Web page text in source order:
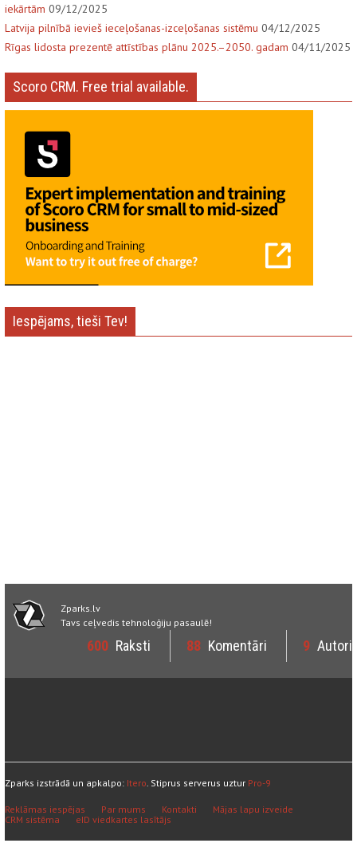
iekārtām 09/12/2025
Latvija pilnībā ievieš ieceļošanas-izceļošanas sistēmu 04/12/2025
Rīgas lidosta prezentē attīstības plānu 2025.–2050. gadam 04/11/2025
Scoro CRM. Free trial available.
Iespējams, tieši Tev!
Zparks.lv
Tavs ceļvedis tehnoloģiju pasaulē!
600 Raksti 88 Komentāri 9 Autori
Zparks izstrādā un apkalpo: Itero . Stiprus serverus uztur Pro-9
Reklāmas iespējas Par mums Kontakti
Mājas lapu izveide
CRM sistēma
eID viedkartes lasītājs